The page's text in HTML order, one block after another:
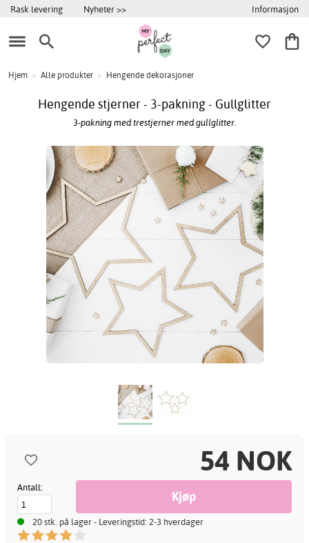
Rask levering Nyheter >> Informasjon
Hjem > Alle produkter > Hengende dekorasjoner
Hengende stjerner - 3-pakning - Gullglitter
3-pakning med trestjerner med gullglitter.
54 NOK
Antall:
20 stk. på lager - Leveringstid: 2-3 hverdager